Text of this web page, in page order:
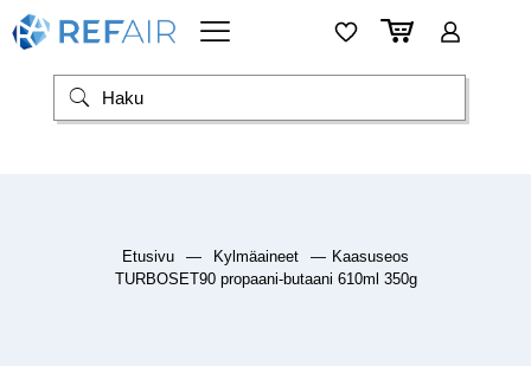
Etusivu — Kylmäaineet — Kaasuseos
TURBOSET90 propaani-butaani 610ml 350g